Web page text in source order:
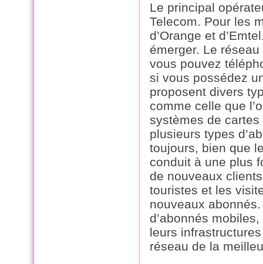
Le principal
Telecom. Pour les
d’Orange et
émerger. Le
vous pouvez
si vous possédez
proposent divers
comme celle que
systèmes de
plusieurs types
toujours, bien que
conduit à une plus
de nouveaux
touristes et les
nouveaux
d’abonnés
leurs
réseau de la